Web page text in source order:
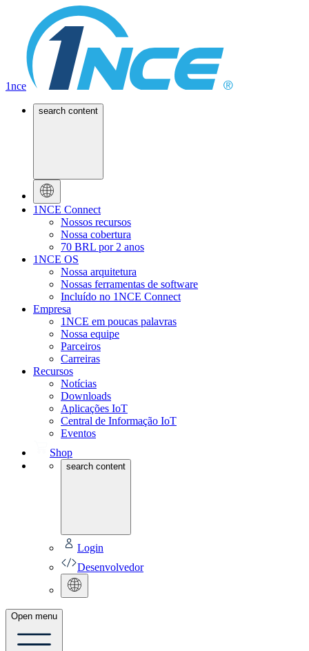
1nce
search content
1NCE Connect
Nossos recursos
Nossa cobertura
70 BRL por 2 anos
1NCE OS
Nossa arquitetura
Nossas ferramentas de software
Incluído no 1NCE Connect
Empresa
1NCE em poucas palavras
Nossa equipe
Parceiros
Carreiras
Recursos
Notícias
Downloads
Aplicações IoT
Central de Informação IoT
Eventos
Shop
search content
Login
Desenvolvedor
Open menu